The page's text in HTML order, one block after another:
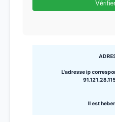
L'adresse ip
Il est